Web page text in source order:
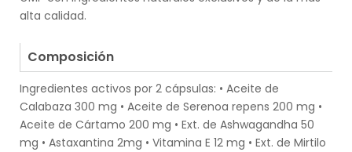
alta calidad.
Composición
Ingredientes activos por 2 cápsulas: • Aceite de
Calabaza 300 mg • Aceite de Serenoa repens 200 mg •
Aceite de Cártamo 200 mg • Ext. de Ashwagandha 50
mg • Astaxantina 2mg • Vitamina E 12 mg • Ext. de Mirtilo